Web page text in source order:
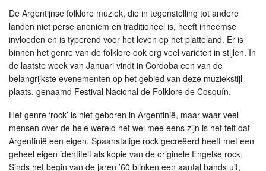
De Argentijnse folklore muziek, die in tegenstelling tot andere
landen niet perse anoniem en traditioneel is, heeft inheemse
invloeden en is typerend voor het leven op het platteland. Er is
binnen het genre van de folklore ook erg veel variëteit in stijlen. In
de laatste week van Januari vindt in Cordoba een van de
belangrijkste evenementen op het gebied van deze muziekstijl
plaats, genaamd Festival Nacional de Folklore de Cosquín.
Het genre ‘rock’ is niet geboren in Argentinië, maar waar veel
mensen over de hele wereld het wel mee eens zijn is het feit dat
Argentinië een eigen, Spaanstalige rock gecreëerd heeft met een
geheel eigen identiteit als kopie van de originele Engelse rock.
Sinds het begin van de jaren ’60 blinken een aantal bands uit,